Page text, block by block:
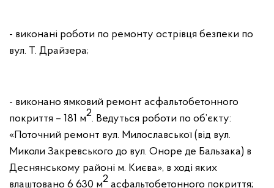
- виконані роботи по ремонту острівця безпеки по
вул. Т. Драйзера;
- виконано ямковий ремонт асфальтобетонного
покриття – 181 м2. Ведуться роботи по об’єкту:
«Поточний ремонт вул. Милославської (від вул.
Миколи Закревського до вул. Оноре де Бальзака) в
Деснянському районі м. Києва», в ході яких
влаштовано 6 630 м2 асфальтобетонного покриття;